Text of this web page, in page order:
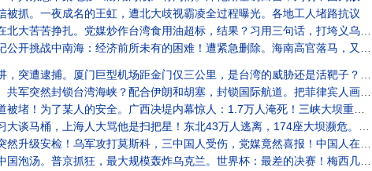
抓。一夜成名的王虹，遭北大歧视霸凌全过程曝光。各地工人堵路抗议
用油超标，结果？习用三句话，打垮义乌人。甘肃突发泥石流，活埋无数。福建讨薪人报复，烧掉57亿
困难！遭紧急删除。海南高官落马，又有离奇新罪名。海归高官命运：有去无回！中国女渗透北约被捕
巨型机场距金门仅三公里，是台湾的威胁还是活靶子？中俄为伊朗提供武器，川普妙答
台湾海峡？配合伊朗和胡塞，封锁国际航道。把菲律宾人画成猴子，王毅这样解释
人的安全。广西决堤内幕惊人：1.7万人淹死！三峡大坝重大险情遭隐瞒，官员逃离
大骂他是扫把星！东北43万人逃离，174座大坝濒危。乌军猛攻，俄控克里米亚失控
攻打莫斯科，三中国人受伤，党媒竟然喜报！中国人在韩国为国争光。纽约市长突发诳言
，最大规模轰炸乌克兰。世界杯：最差的决赛！梅西几乎连球都没碰着。世界杯惊现64